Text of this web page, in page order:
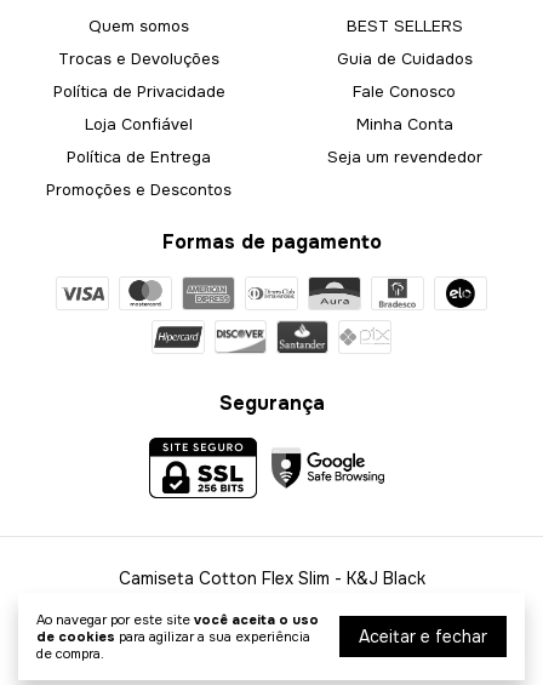
Ao navegar por este site você aceita o uso
de cookies para agilizar a sua experiência
de compra.
Aceitar e fechar
Quem somos
Trocas e Devoluções
Política de Privacidade
Loja Confiável
Política de Entrega
Promoções e Descontos
BEST SELLERS
Guia de Cuidados
Fale Conosco
Minha Conta
Seja um revendedor
Formas de pagamento
Segurança
Camiseta Cotton Flex Slim - K&J Black